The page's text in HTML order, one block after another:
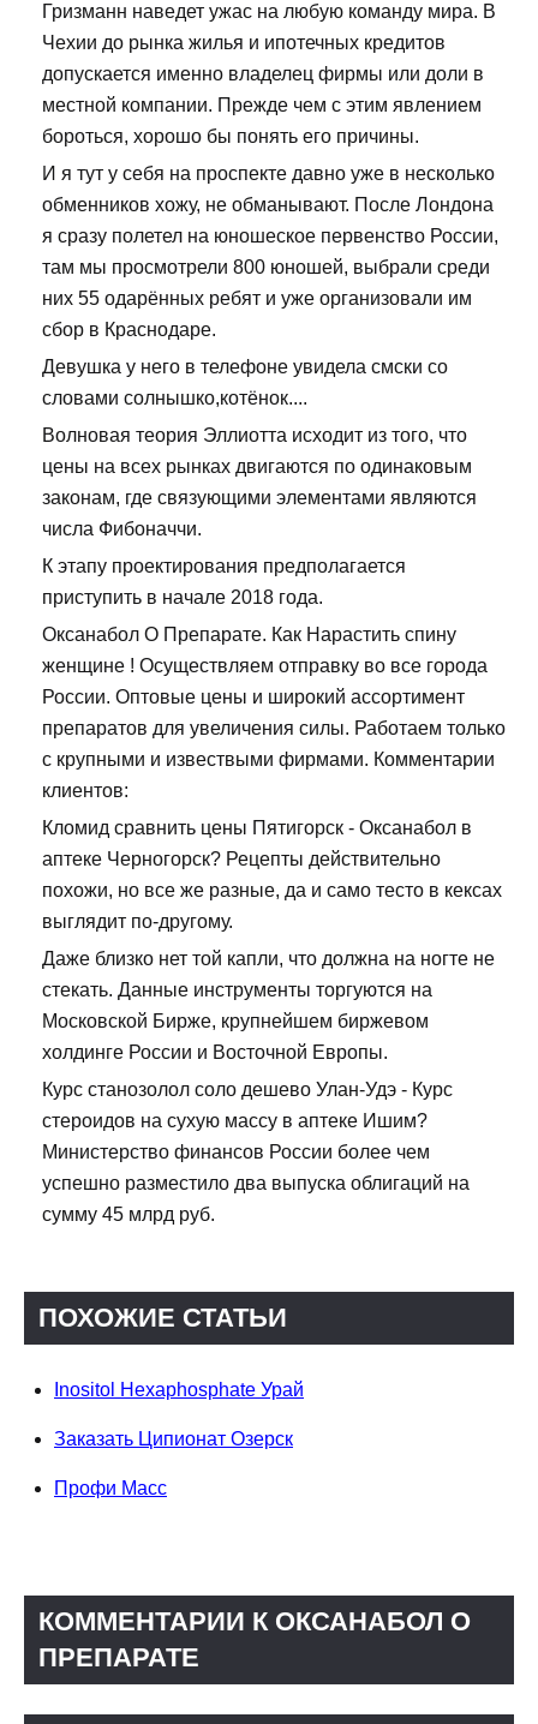
Гризманн наведет ужас на любую команду мира. В
Чехии до рынка жилья и ипотечных кредитов
допускается именно владелец фирмы или доли в
местной компании. Прежде чем с этим явлением
бороться, хорошо бы понять его причины.
И я тут у себя на проспекте давно уже в несколько
обменников хожу, не обманывают. После Лондона
я сразу полетел на юношеское первенство России,
там мы просмотрели 800 юношей, выбрали среди
них 55 одарённых ребят и уже организовали им
сбор в Краснодаре.
Девушка у него в телефоне увидела смски со
словами солнышко,котёнок....
Волновая теория Эллиотта исходит из того, что
цены на всех рынках двигаются по одинаковым
законам, где связующими элементами являются
числа Фибоначчи.
К этапу проектирования предполагается
приступить в начале 2018 года.
Оксанабол О Препарате. Как Нарастить спину
женщине ! Осуществляем отправку во все города
России. Оптовые цены и широкий ассортимент
препаратов для увеличения силы. Работаем только
с крупными и извествыми фирмами. Комментарии
клиентов:
Кломид сравнить цены Пятигорск - Оксанабол в
аптеке Черногорск? Рецепты действительно
похожи, но все же разные, да и само тесто в кексах
выглядит по-другому.
Даже близко нет той капли, что должна на ногте не
стекать. Данные инструменты торгуются на
Московской Бирже, крупнейшем биржевом
холдинге России и Восточной Европы.
Курс станозолол соло дешево Улан-Удэ - Курс
стероидов на сухую массу в аптеке Ишим?
Министерство финансов России более чем
успешно разместило два выпуска облигаций на
сумму 45 млрд руб.
ПОХОЖИЕ СТАТЬИ
Inositol Hexaphosphate Урай
Заказать Ципионат Озерск
Профи Масс
КОММЕНТАРИИ К ОКСАНАБОЛ О
ПРЕПАРАТЕ